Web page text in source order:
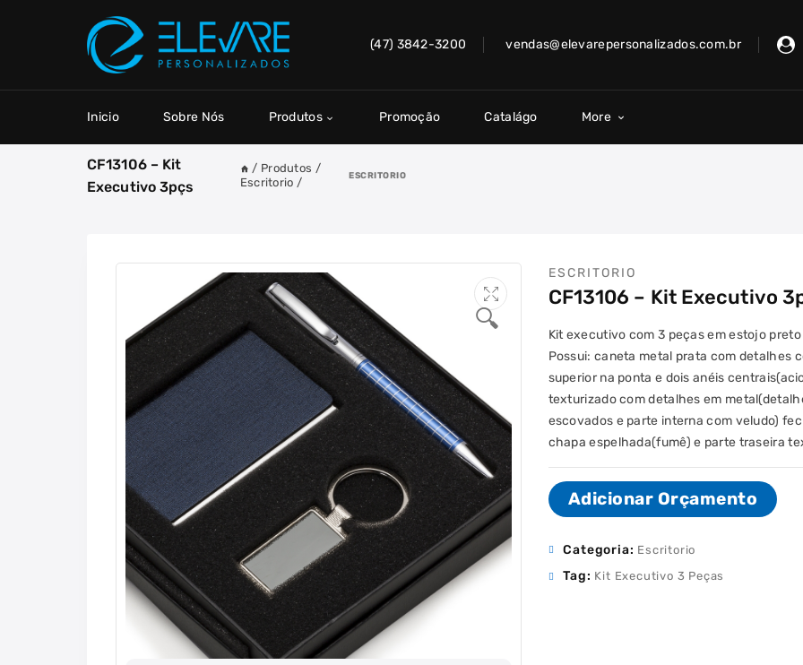
(47) 3842-3200 vendas@elevarepersonalizados.com.br
Inicio Sobre Nós Produtos Promoção Catalágo More
CF13106 – Kit
Executivo 3pçs
/ Produtos /
Escritorio /
ESCRITORIO
🔍
ESCRITORIO
CF13106 – Kit Executivo
Kit executivo com 3 peças em estojo
Possui: caneta metal prata com detalhes
superior na ponta e dois anéis
texturizado com detalhes em
escovados e parte interna com veludo)
chapa espelhada(fumê) e parte traseira
Adicionar Orçamento
Categoria: Escritorio
Tag: Kit Executivo 3 Peças